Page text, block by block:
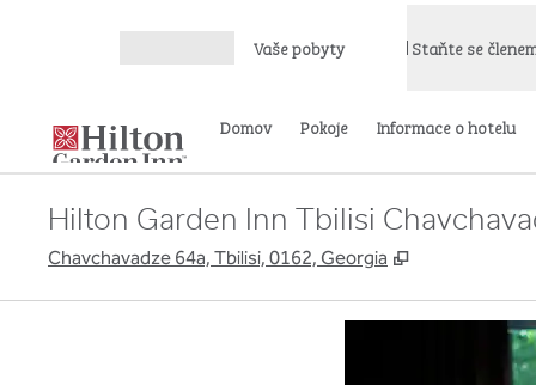
Vaše pobyty Staňte se
Domov Pokoje Informace o hotelu
Hilton Garden Inn Tbilisi
Chavchavadze 64a, Tbilisi, 0162, Georgia ,